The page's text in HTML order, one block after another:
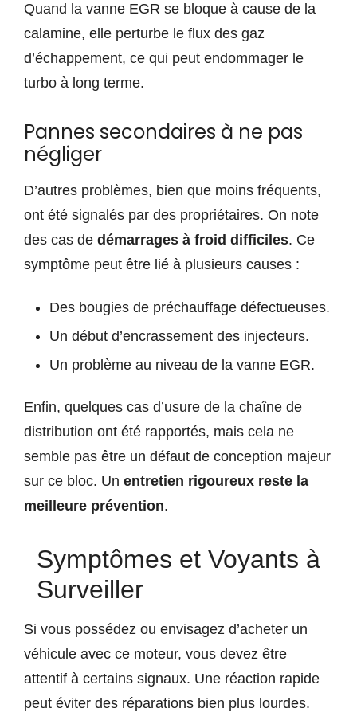
Quand la vanne EGR se bloque à cause de la
calamine, elle perturbe le flux des gaz
d’échappement, ce qui peut endommager le
turbo à long terme.
Pannes secondaires à ne pas
négliger
D’autres problèmes, bien que moins fréquents,
ont été signalés par des propriétaires. On note
des cas de démarrages à froid difficiles. Ce
symptôme peut être lié à plusieurs causes :
Des bougies de préchauffage défectueuses.
Un début d’encrassement des injecteurs.
Un problème au niveau de la vanne EGR.
Enfin, quelques cas d’usure de la chaîne de
distribution ont été rapportés, mais cela ne
semble pas être un défaut de conception majeur
sur ce bloc. Un entretien rigoureux reste la
meilleure prévention.
Symptômes et Voyants à
Surveiller
Si vous possédez ou envisagez d’acheter un
véhicule avec ce moteur, vous devez être
attentif à certains signaux. Une réaction rapide
peut éviter des réparations bien plus lourdes.